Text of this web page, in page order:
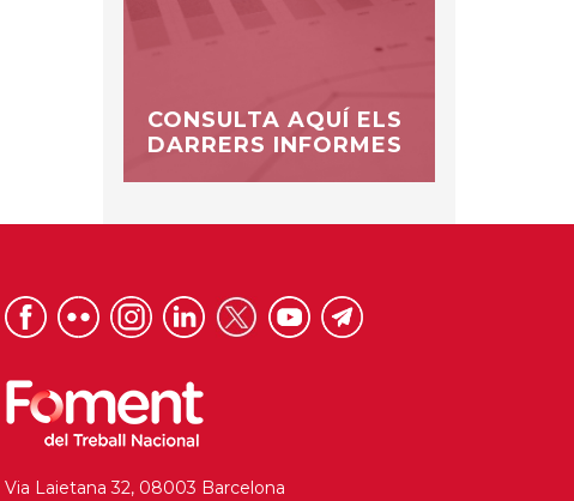
CONSULTA AQUÍ ELS
DARRERS INFORMES
Via Laietana 32, 08003 Barcelona